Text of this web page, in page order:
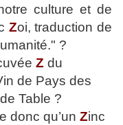
culture et de
Zoi, traduction de
?
Z du
de Pays des
Table ?
donc qu’un Zinc